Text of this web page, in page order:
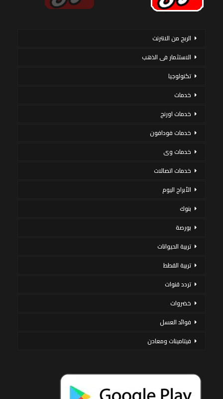
الربح من الانترنت
الاستثمار فى الذهب
تكنولوجيا
خدمات
خدمات اورنج
خدمات فودافون
خدمات وى
خدمات اتصالات
الأبراج اليوم
بنوك
بورصة
تربية الحيوانات
تربية القطط
تردد قنوات
خضروات
فوائد العسل
فيتامينات ومعادن